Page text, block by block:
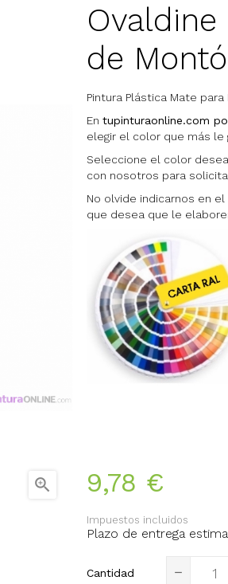

de Montó
Pintura Plástica Mate
En tupinturaonline.com
elegir el color que más le
Seleccione el color
con nosotros para
No olvide indicarnos en
que desea que le
9,78 €
Impuestos incluidos
Plazo de entrega
Cantidad